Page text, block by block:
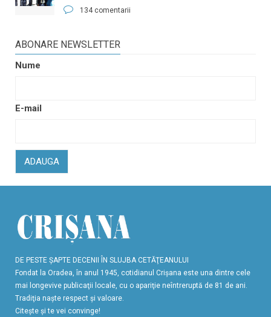
134 comentarii
ABONARE NEWSLETTER
Nume
E-mail
ADAUGA
DE PESTE ŞAPTE DECENII ÎN SLUJBA CETĂŢEANULUI
Fondat la Oradea, în anul 1945, cotidianul Crişana este una dintre cele
mai longevive publicaţii locale, cu o apariţie neîntreruptă de 81 de ani.
Tradiţia naşte respect şi valoare.
Citeşte şi te vei convinge!